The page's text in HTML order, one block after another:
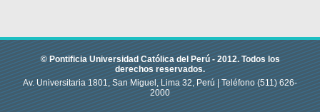
© Pontificia Universidad Católica del Perú -2012.Todos los
derechos reservados.
Av. Universitaria 1801, San Miguel, Lima 32, Perú |Teléfono(511) 626-
2000